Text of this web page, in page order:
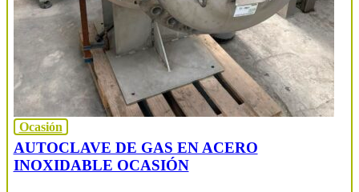
Ocasión
AUTOCLAVE DE GAS EN ACERO
INOXIDABLE OCASIÓN